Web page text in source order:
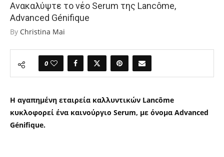
Ανακαλύψτε το νέο Serum της Lancôme,
Advanced Génifique
By Christina Mai
0
Η αγαπημένη εταιρεία καλλυντικών Lancôme
κυκλοφορεί ένα καινούργιο Serum, με όνομα Advanced
Génifique.